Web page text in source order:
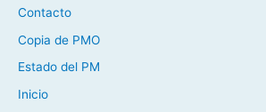
Contacto
Copia de PMO
Estado del PM
Inicio